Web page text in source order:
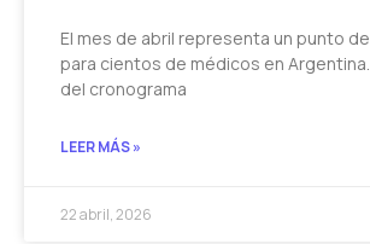
El mes de abril representa un punto
para cientos de médicos en
del cronograma
LEER MÁS »
22 abril, 2026